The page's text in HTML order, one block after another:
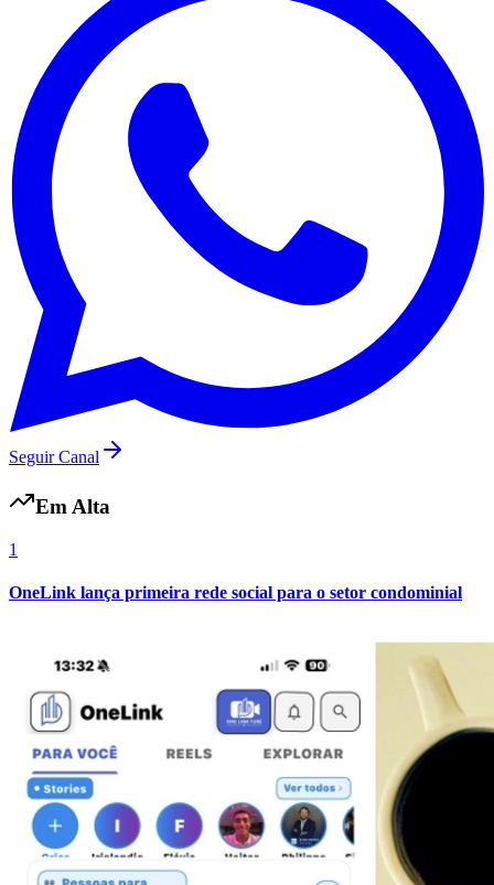
Botafogo
Grêmio
Seguir Canal
Em Alta
1
OneLink lança primeira rede social para o setor condominial